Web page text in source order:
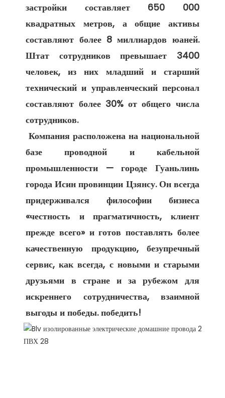
застройки составляет 650 000
квадратных метров, а общие активы
составляют более 8 миллиардов юаней.
Штат сотрудников превышает 3400
человек, из них младший и старший
технический и управленческий персонал
составляют более 30% от общего числа
сотрудников.
Компания расположена на национальной
базе проводной и кабельной
промышленности — городе Гуаньлинь
города Исин провинции Цзянсу. Он всегда
придерживался философии бизнеса
«честность и прагматичность, клиент
прежде всего» и готов поставлять более
качественную продукцию, безупречный
сервис, как всегда, с новыми и старыми
друзьями в стране и за рубежом для
искреннего сотрудничества, взаимной